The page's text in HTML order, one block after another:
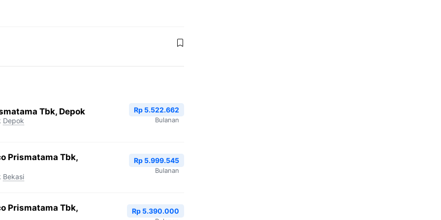
Tbk, Depok
Depok
Rp 5.522.662
Bulanan
Prismatama Tbk,
Bekasi
Rp 5.999.545
Bulanan
Prismatama Tbk,
Rp 5.390.000